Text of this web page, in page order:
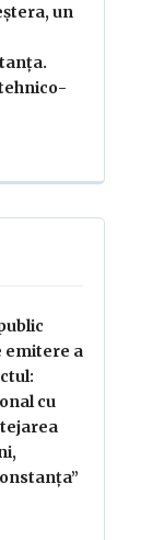
un
emitere a
cu